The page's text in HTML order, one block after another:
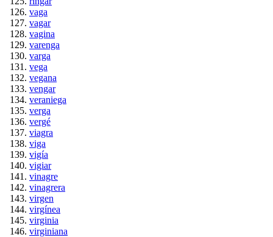
vaga
vagar
vagina
varenga
varga
vega
vegana
vengar
veraniega
verga
vergé
viagra
viga
vigía
vigiar
vinagre
vinagrera
virgen
virgínea
virginia
virginiana